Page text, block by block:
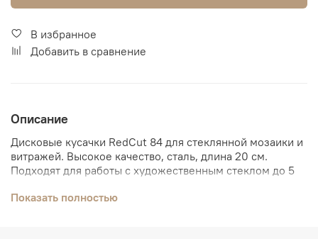
В избранное
Добавить в сравнение
Описание
Дисковые кусачки RedCut 84 для стеклянной мозаики и
витражей. Высокое качество, сталь, длина 20 см.
Подходят для работы с художественным стеклом до 5
Показать полностью